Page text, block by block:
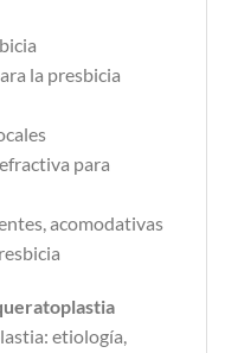
la presbicia
para
acomodativas
etiología,